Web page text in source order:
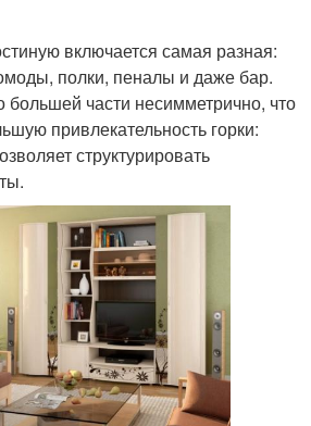
включается самая разная:
полки, пеналы и даже бар.
части несимметрично, что
привлекательность горки:
структурировать